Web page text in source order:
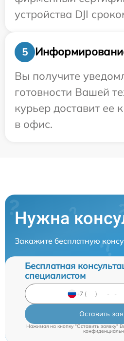
устройства DJI
5
Вы получите
готовности Вашей
курьер доставит ее
в офис.
Нужна
Закажите бесплатную
Бесплатная
специалистом
Оставить
Нажимая на кнопку "Оставить заявку"